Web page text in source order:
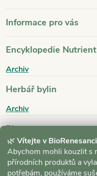
🌿 Vítejte v
Abychom mohli kouzlit s
přírodních produktů a
potřebám, používáme
Informace pro vás
Encyklopedie
Archiv
Herbář bylin
Archiv
Blog
Archiv